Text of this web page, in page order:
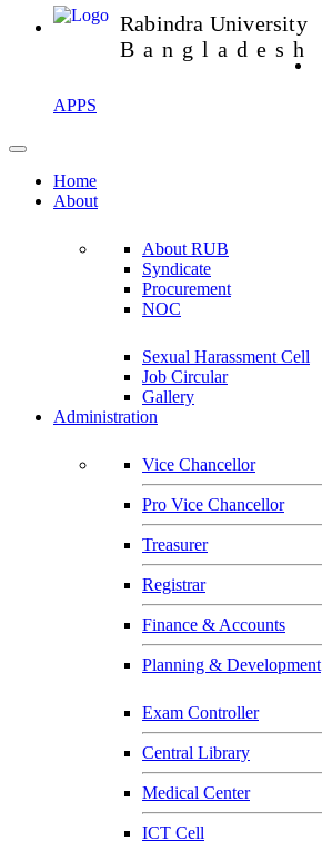
Rabindra University
Bangladesh
APPS
Home
About
About RUB
Syndicate
Procurement
NOC
Sexual Harassment Cell
Job Circular
Gallery
Administration
Vice Chancellor
Pro Vice Chancellor
Treasurer
Registrar
Finance & Accounts
Planning & Development
Exam Controller
Central Library
Medical Center
ICT Cell